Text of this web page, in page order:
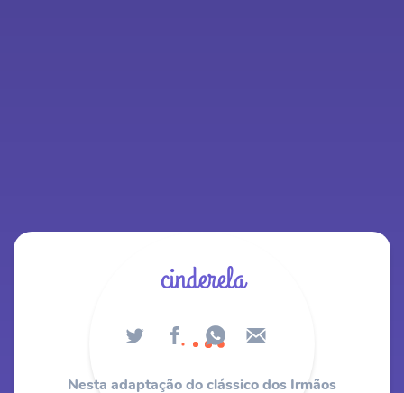
cinderela
Nesta adaptação do clássico dos Irmãos